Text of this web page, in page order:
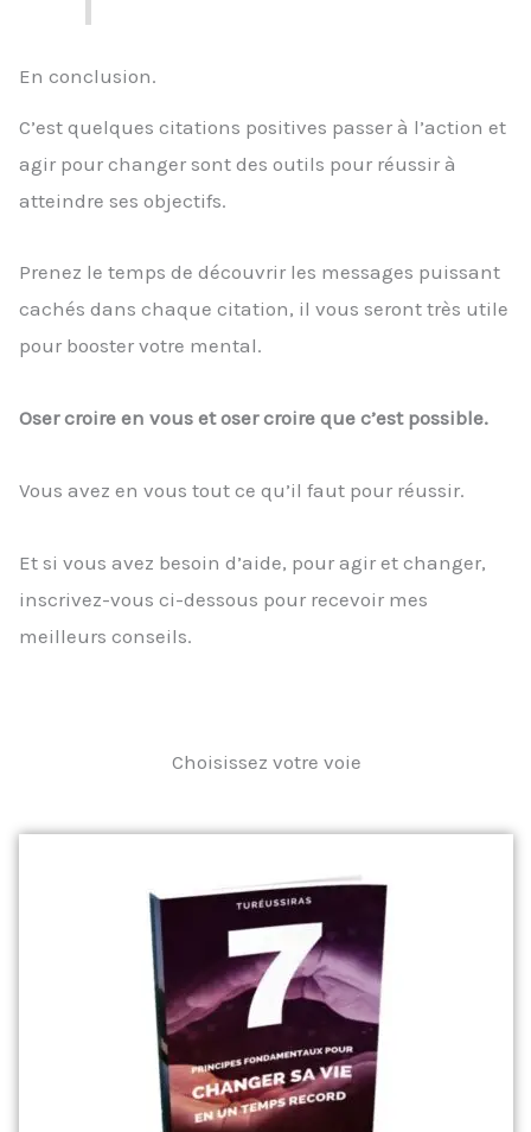
En conclusion.
C’est quelques citations positives passer à l’action et
agir pour changer sont des outils pour réussir à
atteindre ses objectifs.
Prenez le temps de découvrir les messages puissant
cachés dans chaque citation, il vous seront très utile
pour booster votre mental.
Oser croire en vous et oser croire que c’est possible.
Vous avez en vous tout ce qu’il faut pour réussir.
Et si vous avez besoin d’aide, pour agir et changer,
inscrivez-vous ci-dessous pour recevoir mes
meilleurs conseils.
Choisissez votre voie